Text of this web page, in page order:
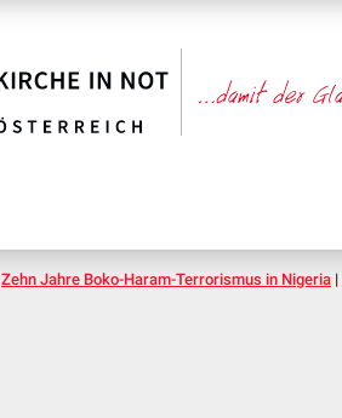
Zehn Jahre Boko-Haram-Terrorismus in Nigeria |